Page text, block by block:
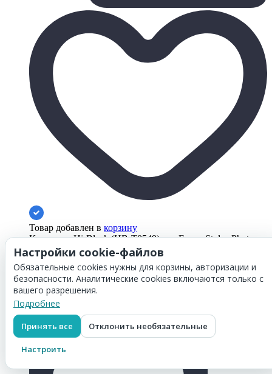
Товар добавлен в корзину
Картридж Hi-Black (HB-T0549) для Epson Stylus Photo
R800/ 1800, Blue
127
Перейти в корзину
Картридж Hi-Black (HB-T0541) для Epson Stylus Photo
R800/ 1800, Bk
127₽
Настройки cookie-файлов
Обязательные cookies нужны для корзины, авторизации и
безопасности. Аналитические cookies включаются только с
вашего разрешения.
Подробнее
Принять все Отклонить необязательные
Настроить